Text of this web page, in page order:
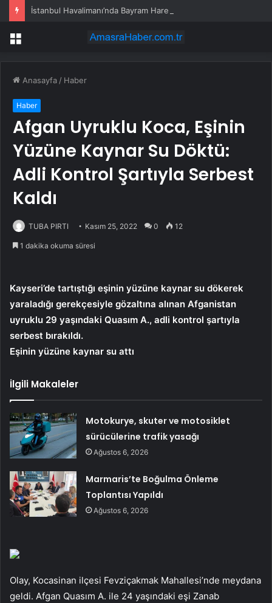
İstanbul Havalimanı’nda Bayram Hareketliliği
Menü
Anasayfa / Haber
Haber
Afgan Uyruklu Koca, Eşinin
Yüzüne Kaynar Su Döktü:
Adli Kontrol Şartıyla Serbest
Kaldı
TUBA PIRTI Kasım 25, 2022 0 12
1 dakika okuma süresi
Kayseri’de tartıştığı eşinin yüzüne kaynar su dökerek
yaraladığı gerekçesiyle gözaltına alınan Afganistan
uyruklu 29 yaşındaki Quasım A., adli kontrol şartıyla
serbest bırakıldı.
Eşinin yüzüne kaynar su attı
İlgili Makaleler
Motokurye, skuter ve motosiklet
sürücülerine trafik yasağı
Ağustos 6, 2026
Marmaris’te Boğulma Önleme
Toplantısı Yapıldı
Ağustos 6, 2026
Olay, Kocasinan ilçesi Fevziçakmak Mahallesi’nde meydana
geldi. Afgan Quasım A. ile 24 yaşındaki eşi Zanab